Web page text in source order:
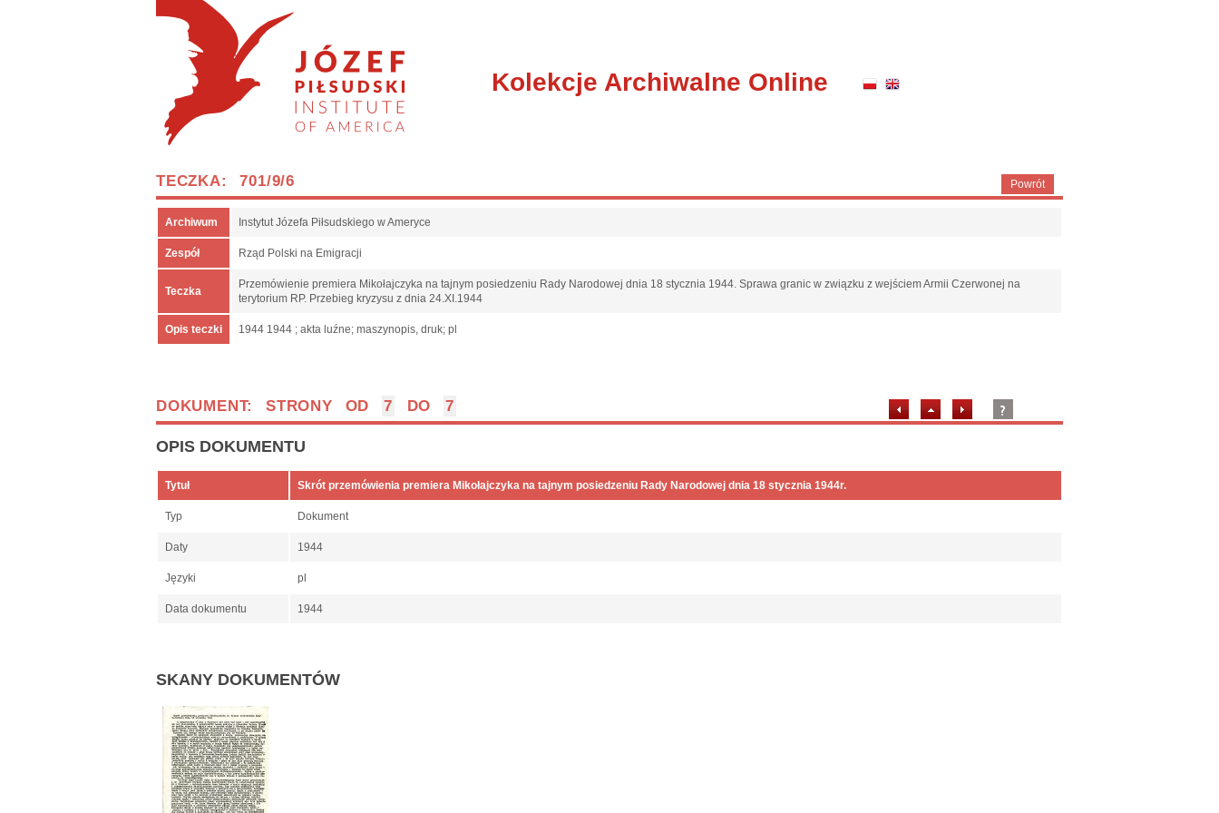
Kolekcje Archiwalne Online
Powrót
TECZKA: 701/9/6
Archiwum Instytut Józefa Piłsudskiego w Ameryce
Zespół Rząd Polski na Emigracji
Teczka
Przemówienie premiera Mikołajczyka na tajnym posiedzeniu Rady Narodowej dnia 18 stycznia 1944. Sprawa granic w związku z wejściem Armii Czerwonej na
terytorium RP. Przebieg kryzysu z dnia 24.XI.1944
Opis teczki 1944 1944 ; akta luźne; maszynopis, druk; pl
DOKUMENT: STRONY OD 7 DO 7
OPIS DOKUMENTU
Tytuł Skrót przemówienia premiera Mikołajczyka na tajnym posiedzeniu Rady Narodowej dnia 18 stycznia 1944r.
Typ Dokument
Daty 1944
Języki pl
Data dokumentu 1944
SKANY DOKUMENTÓW